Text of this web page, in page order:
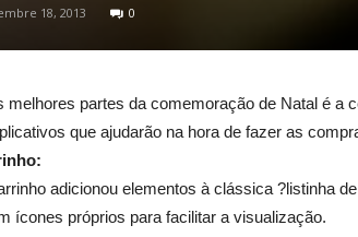
18, 2013 0
melhores partes da comemoração de Natal é a
que ajudarão na hora de fazer as
adicionou elementos à clássica ?listinha
ícones próprios para facilitar a visualização.